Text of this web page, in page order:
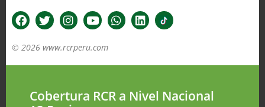
© 2026 www.rcrperu.com
Cobertura RCR a Nivel Nacional